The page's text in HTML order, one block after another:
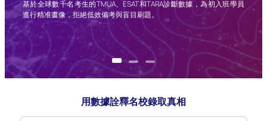
基於全球數千名考生的TMUA、ESAT和TARA診斷數據，為初入班學員
進行精准畫像，拒絕低效備考與盲目刷題。
用數據詮釋名校錄取真相